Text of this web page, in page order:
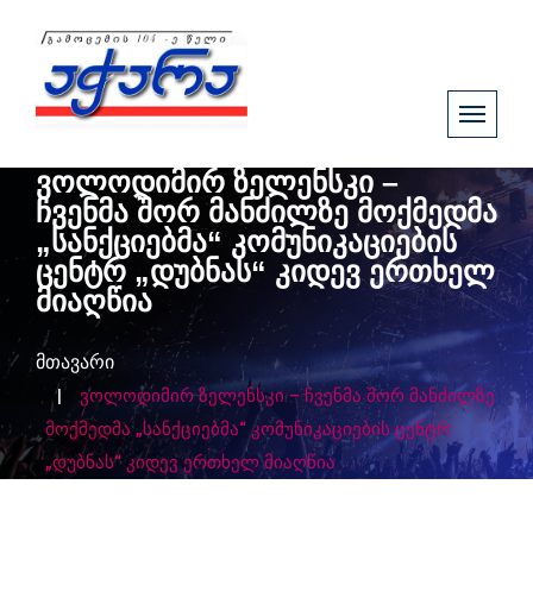
ვოლოდიმირ ზელენსკი –
ჩვენმა შორ მანძილზე მოქმედმა
„სანქციებმა“ კომუნიკაციების
ცენტრ „დუბნას“ კიდევ ერთხელ
მიაღწია
მთავარი
ვოლოდიმირ ზელენსკი – ჩვენმა შორ მანძილზე
მოქმედმა „სანქციებმა“ კომუნიკაციების ცენტრ
„დუბნას“ კიდევ ერთხელ მიაღწია